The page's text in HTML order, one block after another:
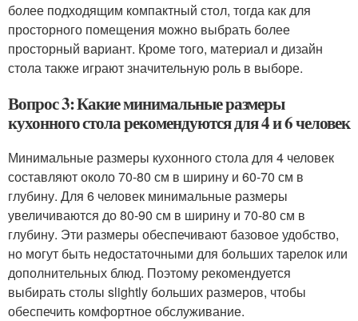
более подходящим компактный стол, тогда как для
просторного помещения можно выбрать более
просторный вариант. Кроме того, материал и дизайн
стола также играют значительную роль в выборе.
Вопрос 3: Какие минимальные размеры
кухонного стола рекомендуются для 4 и 6 человек
Минимальные размеры кухонного стола для 4 человек
составляют около 70-80 см в ширину и 60-70 см в
глубину. Для 6 человек минимальные размеры
увеличиваются до 80-90 см в ширину и 70-80 см в
глубину. Эти размеры обеспечивают базовое удобство,
но могут быть недостаточными для больших тарелок или
дополнительных блюд. Поэтому рекомендуется
выбирать столы slightly больших размеров, чтобы
обеспечить комфортное обслуживание.